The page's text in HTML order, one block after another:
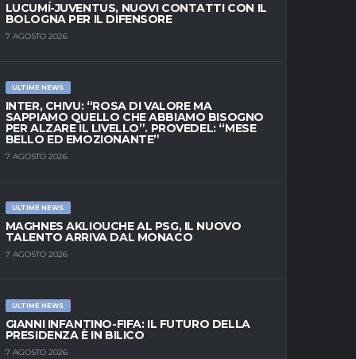
LUCUMÍ-JUVENTUS, NUOVI CONTATTI CON IL
BOLOGNA PER IL DIFENSORE
7 AGOSTO 2026
ULTIME NEWS
INTER, CHIVU: “ROSA DI VALORE MA
SAPPIAMO QUELLO CHE ABBIAMO BISOGNO
PER ALZARE IL LIVELLO”. PROVEDEL: “MESE
BELLO ED EMOZIONANTE”
7 AGOSTO 2026
ULTIME NEWS
MAGHNES AKLIOUCHE AL PSG, IL NUOVO
TALENTO ARRIVA DAL MONACO
7 AGOSTO 2026
ULTIME NEWS
GIANNI INFANTINO-FIFA: IL FUTURO DELLA
PRESIDENZA È IN BILICO
7 AGOSTO 2026